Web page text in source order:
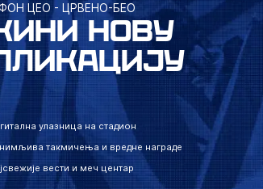
ЦЕО - ЦРВЕНО-БЕО
НОВУ
улазница на стадион
такмичења и вредне награде
вести и меч центар